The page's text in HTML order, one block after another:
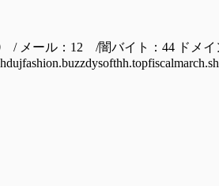
/ メール：12 /闇バイト：44 ドメイ